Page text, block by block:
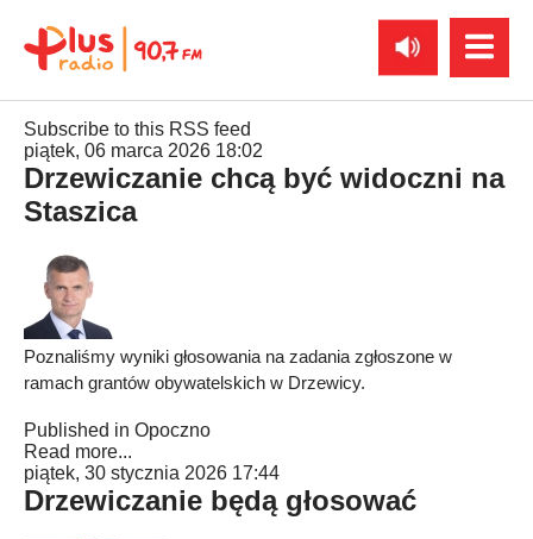
Subscribe to this RSS feed
piątek, 06 marca 2026 18:02
Drzewiczanie chcą być widoczni na
Staszica
Poznaliśmy wyniki głosowania na zadania zgłoszone w
ramach grantów obywatelskich w Drzewicy.
Published in Opoczno
Read more...
piątek, 30 stycznia 2026 17:44
Drzewiczanie będą głosować